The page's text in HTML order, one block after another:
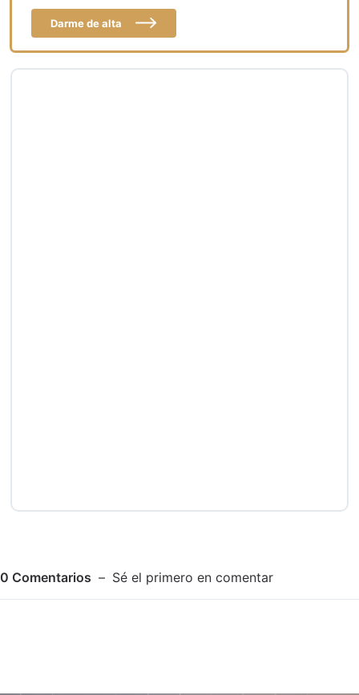
Darme de alta
0 Comentarios Sé el primero en comentar